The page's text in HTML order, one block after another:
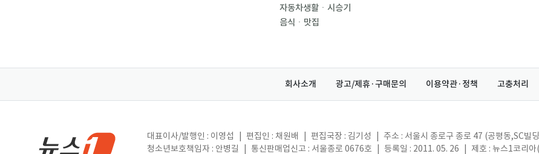
자동차생활ㆍ시승기
음식ㆍ맛집
회사소개 광고/제휴·구매문의 이용약관·정책 고충처리
대표이사/발행인 : 이영섭 편집인 : 채원배 편집국장 : 김기성 주소 : 서울시 종로구 종로 47 (공평동,SC빌
청소년보호책임자 : 안병길
통신판매업신고 : 서울종로 0676호 등록일 : 2011. 05. 26 제호 : 뉴스1코리